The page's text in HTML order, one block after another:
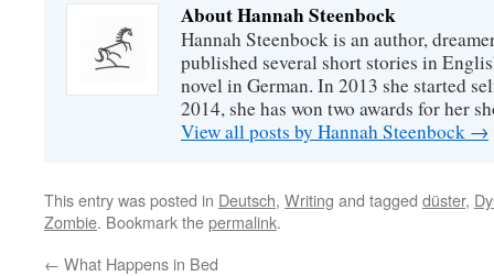
About Hannah Steenbock
Hannah Steenbock is an author,
published several short stories in
novel in German. In 2013 she started
2014, she has won two awards for her
View all posts by Hannah Steenbock →
This entry was posted in Deutsch, Writing and tagged düster,
Zombie. Bookmark thepermalink.
← What Happens in Bed